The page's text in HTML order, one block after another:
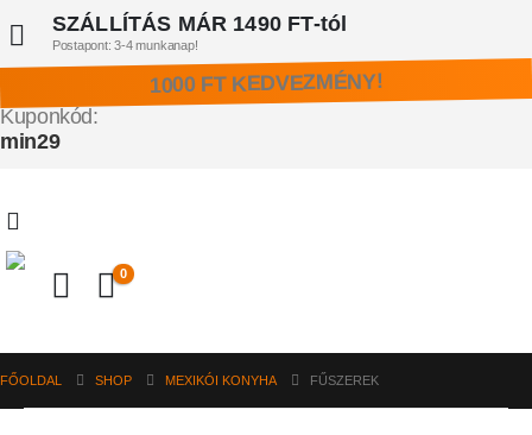
SZÁLLÍTÁS MÁR 1490 FT-tól
Postapont: 3-4 munkanap!
1000 FT KEDVEZMÉNY!
Kuponkód:
min29
0
FŐOLDAL SHOP MEXIKÓI KONYHA FŰSZEREK